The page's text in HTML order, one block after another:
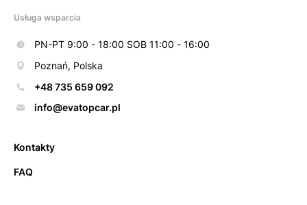
Usługa wsparcia
PN-PT 9:00 - 18:00 SOB 11:00 - 16:00
Poznań, Polska
+48 735 659 092
info@evatopcar.pl
Kontakty
FAQ